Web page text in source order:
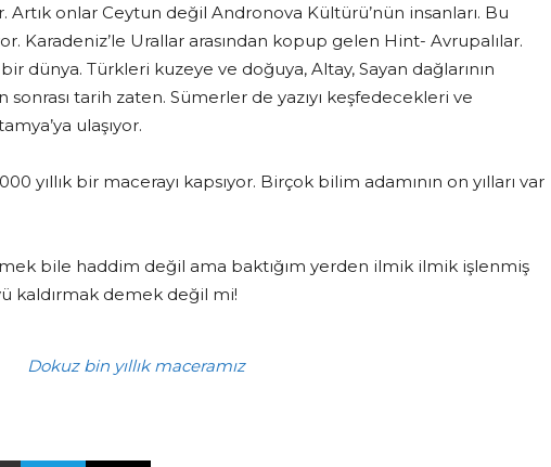
Artık onlar Ceytun değil Andronova Kültürü’nün insanları. Bu
Karadeniz’le Urallar arasından kopup gelen Hint- Avrupalılar.
dünya. Türkleri kuzeye ve doğuya, Altay, Sayan dağlarının
tarih zaten. Sümerler de yazıyı keşfedecekleri ve
ulaşıyor.
yıllık bir macerayı kapsıyor. Birçok bilim adamının on yılları var
bile haddim değil ama baktığım yerden ilmik ilmik işlenmiş
kaldırmak demek değil mi!
Dokuz bin yıllık maceramız